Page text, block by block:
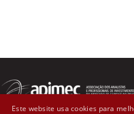
Este website usa cookies para